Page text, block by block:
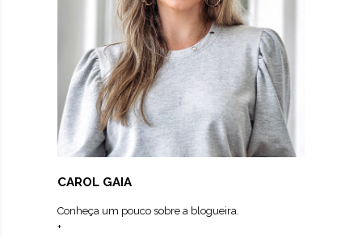
CAROL GAIA
Conheça um pouco sobre a blogueira.
+